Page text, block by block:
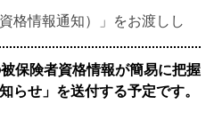
格情報通知）」をお渡しし
保険者資格情報が簡易に把握
らせ」を送付する予定です。